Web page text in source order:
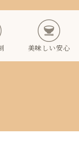
美味しい安心